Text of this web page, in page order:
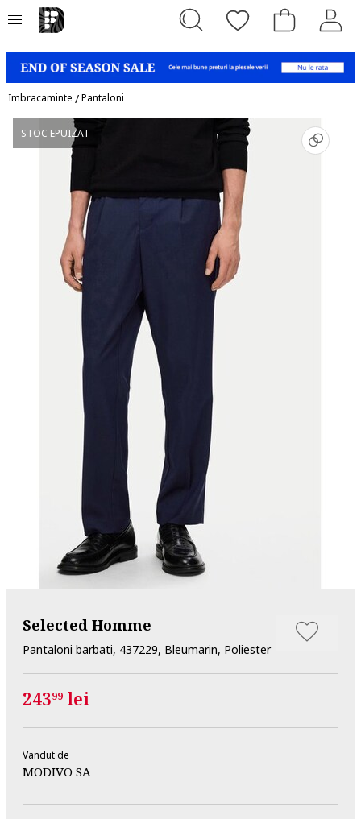
Imbracaminte /Pantaloni
STOC EPUIZAT
Selected Homme
Pantaloni barbati, 437229, Bleumarin, Poliester
24399 lei
Vandut de
MODIVO SA